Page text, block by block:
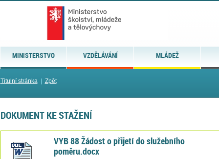
MINISTERSTVO VZDĚLÁVÁNÍ MLÁDEŽ
Titulní stránka| Zpět
DOKUMENT KE STAŽENÍ
VYB 88 Žádost o přijetí do služebního
poměru.docx